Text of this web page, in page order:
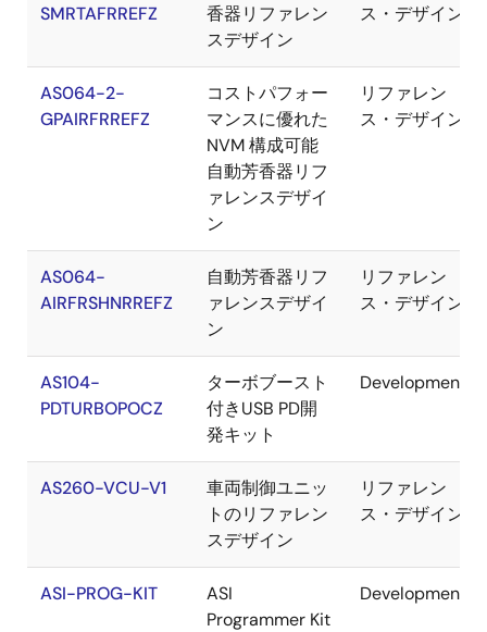
SMRTAFRREFZ
香器リファレン
スデザイン
ス・デザイン
AS064-2-
GPAIRFRREFZ
コストパフォー
マンスに優れた
NVM 構成可能
自動芳香器リフ
ァレンスデザイ
ン
リファレン
ス・デザイン
AS064-
AIRFRSHNRREFZ
自動芳香器リフ
ァレンスデザイ
ン
リファレン
ス・デザイン
AS104-
PDTURBOPOCZ
ターボブースト
付きUSB PD開
発キット
Development
AS260-VCU-V1
車両制御ユニッ
トのリファレン
スデザイン
リファレン
ス・デザイン
ASI-PROG-KIT
ASI
Programmer Kit
Development